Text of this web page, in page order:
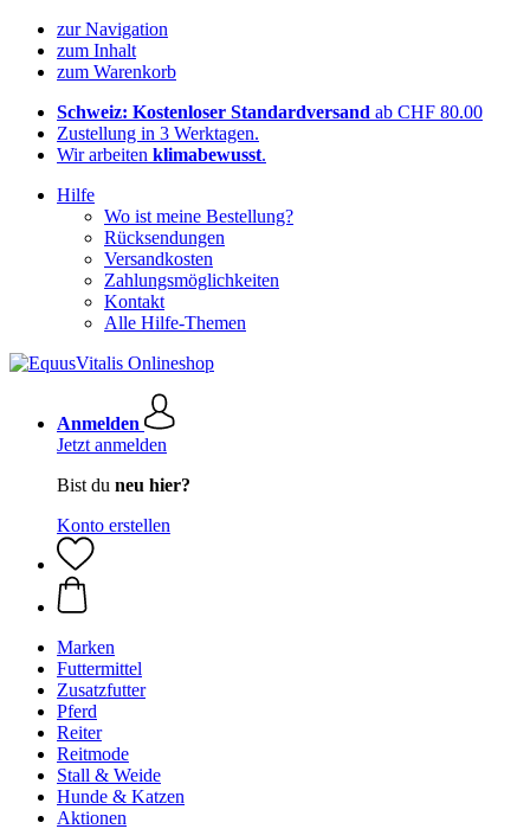
zur Navigation
zum Inhalt
zum Warenkorb
Schweiz: Kostenloser Standardversand ab CHF 80.00
Zustellung in 3 Werktagen.
Wir arbeiten klimabewusst.
Hilfe
Wo ist meine Bestellung?
Rücksendungen
Versandkosten
Zahlungsmöglichkeiten
Kontakt
Alle Hilfe-Themen
Anmelden
Jetzt anmelden
Bist du neu hier?
Konto erstellen
Marken
Futtermittel
Zusatzfutter
Pferd
Reiter
Reitmode
Stall & Weide
Hunde & Katzen
Aktionen